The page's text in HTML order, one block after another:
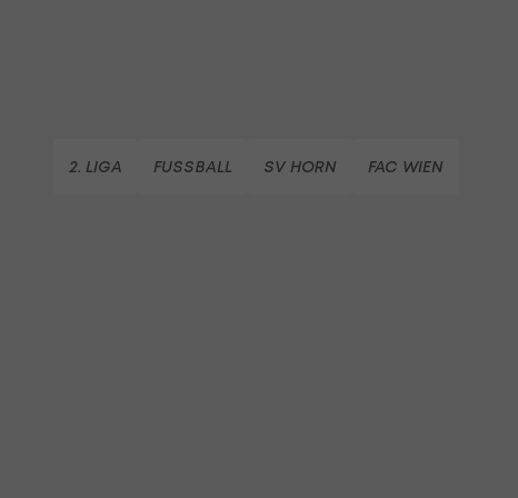
2. LIGA FUSSBALL SV HORN FAC WIEN